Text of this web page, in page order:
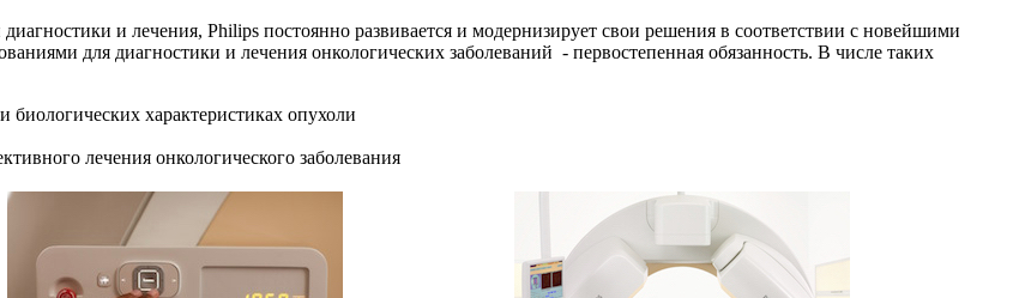
и лечения, Philips постоянно развивается и модернизирует свои решения в соответствии с новейшими
для диагностики и лечения онкологических заболеваний - первостепенная обязанность. В числе таких
характеристиках опухоли
лечения онкологического заболевания